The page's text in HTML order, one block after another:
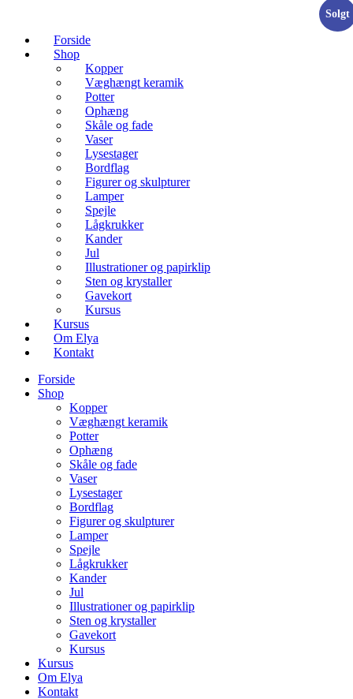
Forside
Shop
Kopper
Væghængt keramik
Potter
Ophæng
Skåle og fade
Vaser
Lysestager
Bordflag
Figurer og skulpturer
Lamper
Spejle
Lågkrukker
Kander
Jul
Illustrationer og papirklip
Sten og krystaller
Gavekort
Kursus
Kursus
Om Elya
Kontakt
Forside
Shop
Kopper
Væghængt keramik
Potter
Ophæng
Skåle og fade
Vaser
Lysestager
Bordflag
Figurer og skulpturer
Lamper
Spejle
Lågkrukker
Kander
Jul
Illustrationer og papirklip
Sten og krystaller
Gavekort
Kursus
Kursus
Om Elya
Kontakt
Solgt